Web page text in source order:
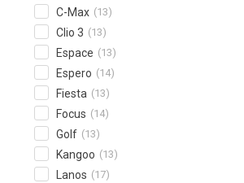
C-Max (13)
Clio 3 (13)
Espace (13)
Espero (14)
Fiesta (13)
Focus (14)
Golf (13)
Kangoo (13)
Lanos (17)